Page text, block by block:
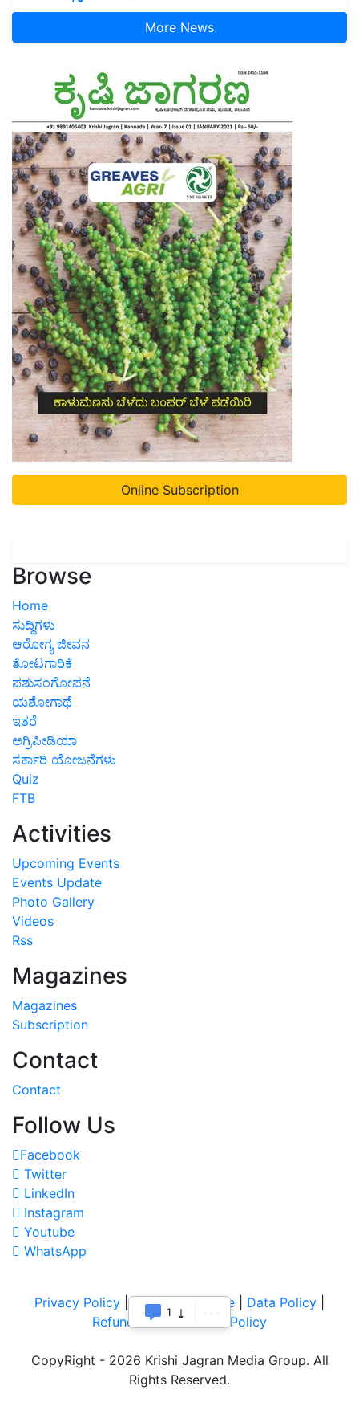
More News
Online Subscription
Browse
Home
ಸುದ್ದಿಗಳು
ಆರೋಗ್ಯ ಜೀವನ
ತೋಟಗಾರಿಕೆ
ಪಶುಸಂಗೋಪನೆ
ಯಶೋಗಾಥೆ
ಇತರೆ
ಅಗ್ರಿಪೀಡಿಯಾ
ಸರ್ಕಾರಿ ಯೋಜನೆಗಳು
Quiz
FTB
Activities
Upcoming Events
Events Update
Photo Gallery
Videos
Rss
Magazines
Magazines
Subscription
Contact
Contact
Follow Us
Facebook
Twitter
LinkedIn
Instagram
Youtube
WhatsApp
Privacy Policy |Terms of Service Data Policy
Refund & Cancellation Policy
CopyRight - 2026 Krishi Jagran Media Group. All
Rights Reserved.
1